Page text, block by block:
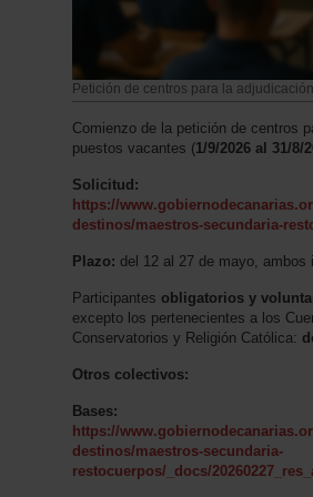
Petición de centros para la
Comienzo de la petición de centros
puestos vacantes (1/9/2026 al 31/8/
Solicitud:
https://
destinos/maestros-secundaria-
Plazo: del 12 al 27 de mayo, ambos
Participantes obligatorios y
excepto los pertenecientes a los
Conservatorios y Religión Católica:
Otros colectivos:
Bases:
https://
destinos/maestros-secundaria-
restocuerpos/_docs/